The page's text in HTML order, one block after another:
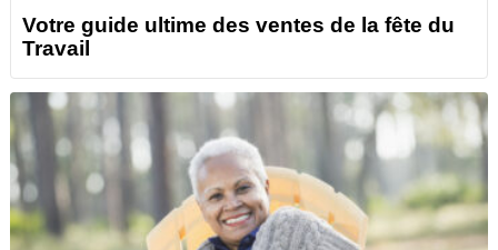
Votre guide ultime des ventes de la fête du
Travail